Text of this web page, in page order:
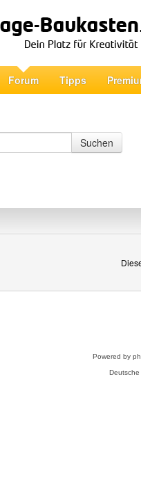
Forum Tipps
Suchen
Powered by